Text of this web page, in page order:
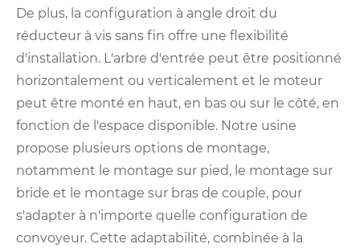
De plus, la configuration à angle droit du
réducteur à vis sans fin offre une flexibilité
d'installation. L'arbre d'entrée peut être positionné
horizontalement ou verticalement et le moteur
peut être monté en haut, en bas ou sur le côté, en
fonction de l'espace disponible. Notre usine
propose plusieurs options de montage,
notamment le montage sur pied, le montage sur
bride et le montage sur bras de couple, pour
s'adapter à n'importe quelle configuration de
convoyeur. Cette adaptabilité, combinée à la